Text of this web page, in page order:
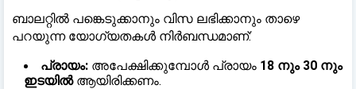
ബാലറ്റിൽ പങ്കെടുക്കാനും വിസ ലഭിക്കാനും താഴെ
പറയുന്ന യോഗ്യതകൾ നിർബന്ധമാണ്:
പ്രായം: അപേക്ഷിക്കുമ്പോൾ പ്രായം 18 നും 30 നും
ഇടയിൽആയിരിക്കണം.